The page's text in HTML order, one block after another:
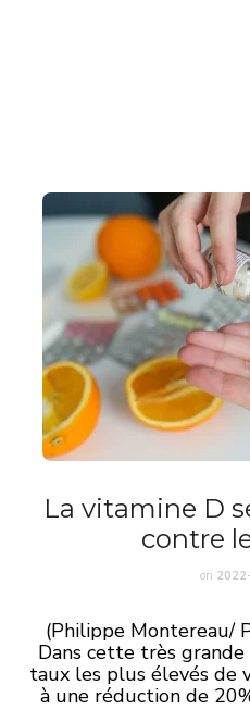
La vitamine D
contre
on
(Philippe Montereau/
Dans cette très
taux les plus élevés de
à une réduction de